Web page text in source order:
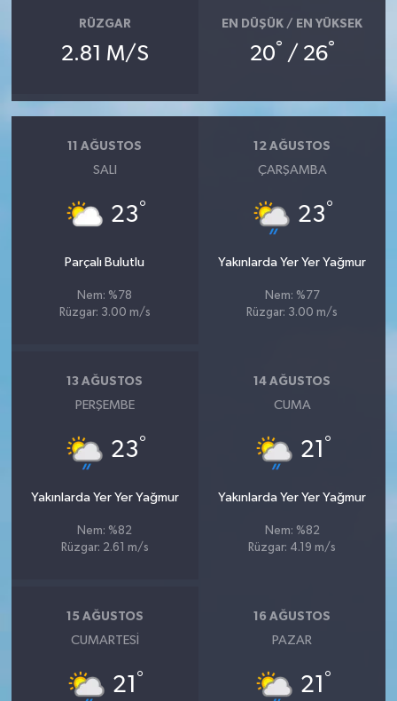
RÜZGAR
2.81 M/S
EN DÜŞÜK / EN YÜKSEK
20° / 26°
11 AĞUSTOS
SALI
23°
Parçalı Bulutlu
Nem: %78
Rüzgar: 3.00 m/s
12 AĞUSTOS
ÇARŞAMBA
23°
Yakınlarda Yer Yer Yağmur
Nem: %77
Rüzgar: 3.00 m/s
13 AĞUSTOS
PERŞEMBE
23°
Yakınlarda Yer Yer Yağmur
Nem: %82
Rüzgar: 2.61 m/s
14 AĞUSTOS
CUMA
21 °
Yakınlarda Yer Yer Yağmur
Nem: %82
Rüzgar: 4.19 m/s
15 AĞUSTOS
CUMARTESI
21 °
16 AĞUSTOS
PAZAR
21 °